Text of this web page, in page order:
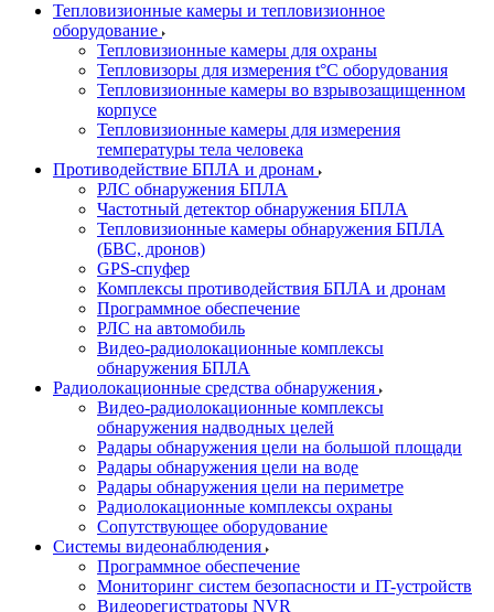
Тепловизионные камеры и тепловизионное
оборудование
Тепловизионные камеры для охраны
Тепловизоры для измерения t°С оборудования
Тепловизионные камеры во взрывозащищенном
корпусе
Тепловизионные камеры для измерения
температуры тела человека
Противодействие БПЛА и дронам
РЛС обнаружения БПЛА
Частотный детектор обнаружения БПЛА
Тепловизионные камеры обнаружения БПЛА
(БВС, дронов)
GPS-спуфер
Комплексы противодействия БПЛА и дронам
Программное обеспечение
РЛС на автомобиль
Видео-радиолокационные комплексы
обнаружения БПЛА
Радиолокационные средства обнаружения
Видео-радиолокационные комплексы
обнаружения надводных целей
Радары обнаружения цели на большой площади
Радары обнаружения цели на воде
Радары обнаружения цели на периметре
Радиолокационные комплексы охраны
Сопутствующее оборудование
Системы видеонаблюдения
Программное обеспечение
Мониторинг систем безопасности и IT-устройств
Видеорегистраторы NVR